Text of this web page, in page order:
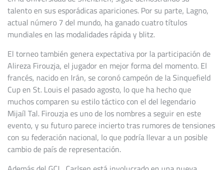
talento en sus esporádicas apariciones. Por su parte, Lagno,
actual número 7 del mundo, ha ganado cuatro títulos
mundiales en las modalidades rápida y blitz.
El torneo también genera expectativa por la participación de
Alireza Firouzja, el jugador en mejor forma del momento. El
francés, nacido en Irán, se coronó campeón de la Sinquefield
Cup en St. Louis el pasado agosto, lo que ha hecho que
muchos comparen su estilo táctico con el del legendario
Mijaíl Tal. Firouzja es uno de los nombres a seguir en este
evento, y su futuro parece incierto tras rumores de tensiones
con su federación nacional, lo que podría llevar a un posible
cambio de país de representación.